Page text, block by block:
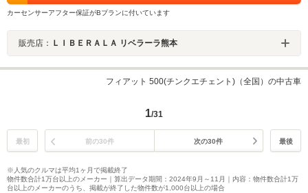
カーセンサーアフター保証がBプランに付いています
販売店： ＬＩＢＥＲＡＬＡ リベラーラ熊本
フィアット 500(チンクエチェント)（全国）の中古車
1/31
最初 前の30件 次の30件 最後
※人気のクルマは平均1ヶ月で掲載終了
物件数合計1万台以上のメーカー｜算出データ期間：2024年9月～11月｜内容：物件数合計1万
台以上のメーカーのうち、掲載が終了した物件数が1,000台以上の場合